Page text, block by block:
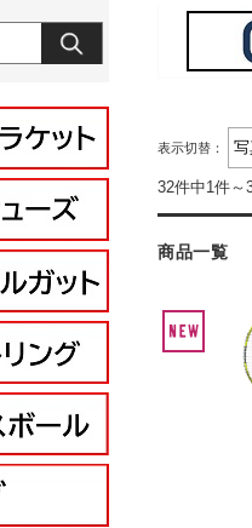
表示切替：
32件中1件～
商品一覧